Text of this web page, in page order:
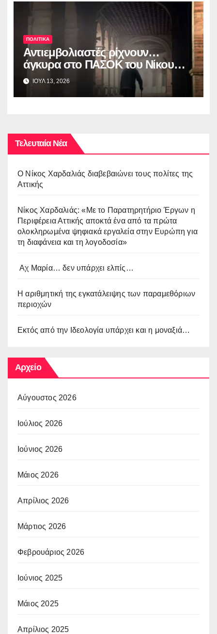
για τη διαφάνεια και τη
λογοδοσία»
ΠΟΛΙΤΙΚΑ
Αντιεμβολιαστές ρίχνουν…
άγκυρα στο ΠΑΣΟΚ του Nίκου
Ανδρουλάκη
ΙΟΥΛ 13, 2026
Τελευταία Νέα
O Νίκος Χαρδαλιάς διαβεβαιώνει τους πολίτες της
Αττικής
Νίκος Χαρδαλιάς: «Με το Παρατηρητήριο Έργων η
Περιφέρεια Αττικής αποκτά ένα από τα πρώτα
ολοκληρωμένα ψηφιακά εργαλεία στην Ευρώπη για
τη διαφάνεια και τη λογοδοσία»
Αχ Μαρία… δεν υπάρχει ελπίς…
Η αριθμητική της εγκατάλειψης των παραμεθόριων
περιοχών
Εκτός από την Ιδεολογία υπάρχει και η μοναξιά…
Αρχείο
Αύγουστος 2026
Ιούλιος 2026
Ιούνιος 2026
Μάιος 2026
Απρίλιος 2026
Μάρτιος 2026
Φεβρουάριος 2026
Ιούνιος 2025
Μάιος 2025
Απρίλιος 2025